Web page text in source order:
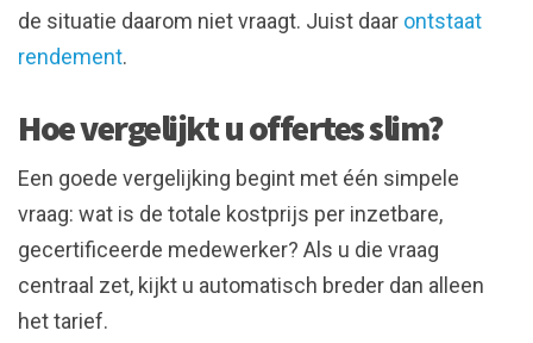
de situatie daarom niet vraagt. Juist daar ontstaat
rendement.
Hoe vergelijkt u offertes slim?
Een goede vergelijking begint met één simpele
vraag: wat is de totale kostprijs per inzetbare,
gecertificeerde medewerker? Als u die vraag
centraal zet, kijkt u automatisch breder dan alleen
het tarief.